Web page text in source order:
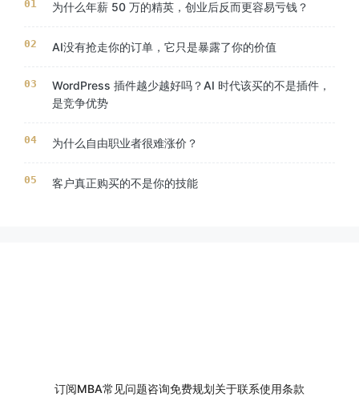
为什么年薪 50 万的精英，创业后反而更容易亏钱？
AI没有抢走你的订单，它只是暴露了你的价值
WordPress 插件越少越好吗？AI 时代该买的不是插件，
是竞争优势
为什么自由职业者很难涨价？
客户真正购买的不是你的技能
订阅MBA常见问题咨询免费规划关于联系使用条款